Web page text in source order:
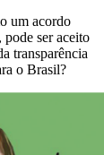
um acordo
pode ser aceito
transparência
o Brasil?